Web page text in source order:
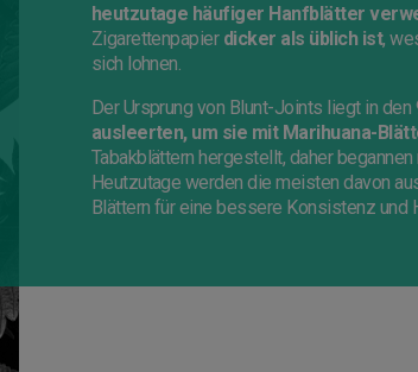
heutzutage häufiger Hanfblätter
Zigarettenpapier dicker als üblich ist,
sich lohnen.
Der Ursprung von Blunt-Joints liegt in den
ausleerten, um sie mit Marihuana-
Tabakblättern hergestellt, daher
Heutzutage werden die meisten davon
Blättern für eine bessere Konsistenz und